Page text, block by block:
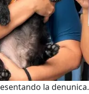
la denunica.